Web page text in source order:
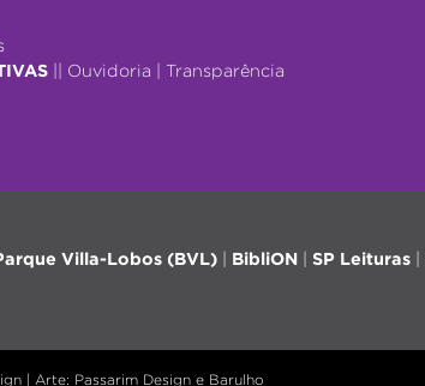
Ouvidoria Transparência
Villa-Lobos (BVL) | BibliON | SP Leituras |
| Arte: Passarim Design e Barulho